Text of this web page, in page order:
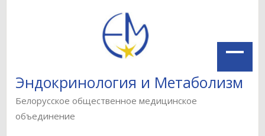
Эндокринология и Метаболизм
Белорусское общественное медицинское
объединение